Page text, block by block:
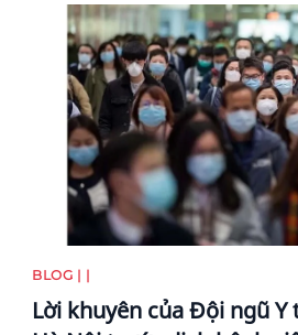
News image
BLOG | |
Lời khuyên của Đội ngũ Y